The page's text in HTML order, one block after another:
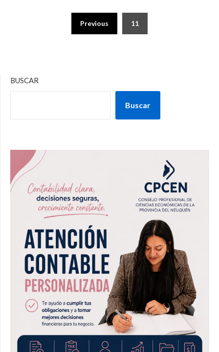
Previous 11
BUSCAR
Buscar